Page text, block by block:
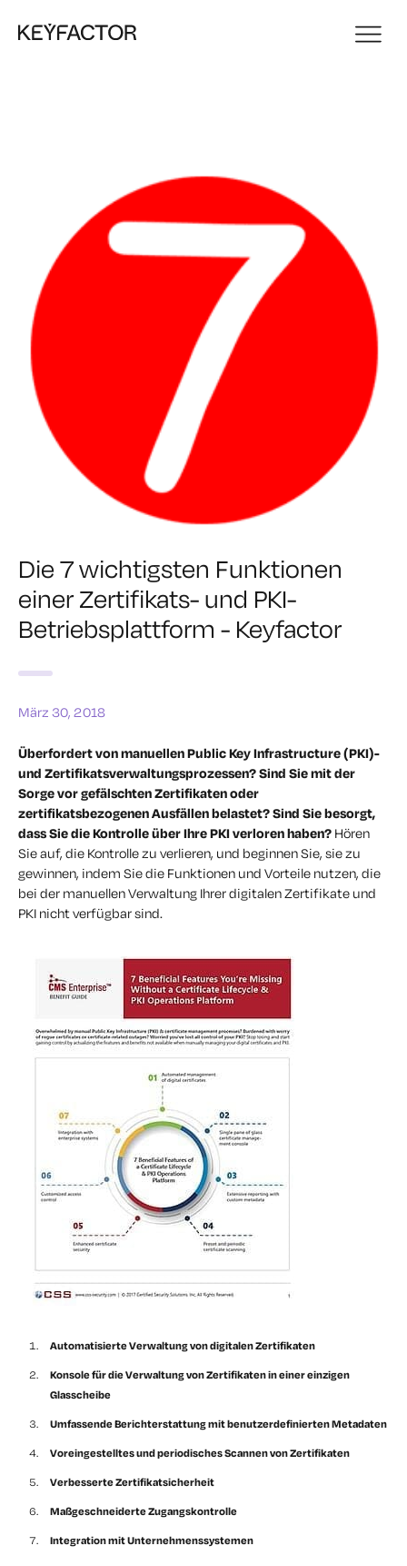
Die 7 wichtigsten Funktionen
einer Zertifikats- und PKI-
Betriebsplattform - Keyfactor
März 30, 2018
Überfordert von manuellen Public Key Infrastructure (PKI)-
und Zertifikatsverwaltungsprozessen? Sind Sie mit der
Sorge vor gefälschten Zertifikaten oder
zertifikatsbezogenen Ausfällen belastet? Sind Sie besorgt,
dass Sie die Kontrolle über Ihre PKI verloren haben? Hören
Sie auf, die Kontrolle zu verlieren, und beginnen Sie, sie zu
gewinnen, indem Sie die Funktionen und Vorteile nutzen, die
bei der manuellen Verwaltung Ihrer digitalen Zertifikate und
PKI nicht verfügbar sind.
Automatisierte Verwaltung von digitalen Zertifikaten
Konsole für die Verwaltung von Zertifikaten in einer einzigen
Glasscheibe
Umfassende Berichterstattung mit benutzerdefinierten Metadaten
Voreingestelltes und periodisches Scannen von Zertifikaten
Verbesserte Zertifikatsicherheit
Maßgeschneiderte Zugangskontrolle
Integration mit Unternehmenssystemen